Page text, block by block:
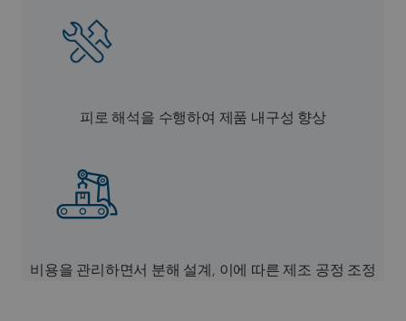
피로 해석을 수행하여 제품 내구성 향상
비용을 관리하면서 분해 설계, 이에 따른 제조 공정 조정